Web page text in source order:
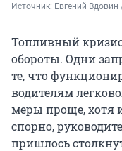
Источник: Евгений Вдовин
Топливный
обороты. Одни
те, что
водителям
меры проще, хотя
спорно,
пришлось